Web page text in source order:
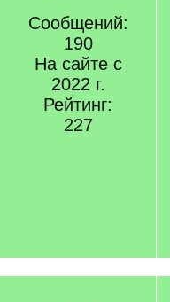
Сообщений:
190
На сайте с
2022 г.
Рейтинг:
227